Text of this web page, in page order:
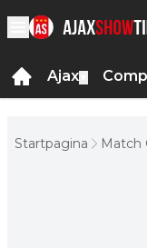
Ajax
Startpagina Match